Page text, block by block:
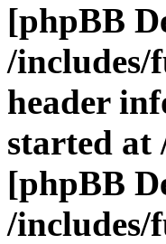
[phpBB
/includes/
header
started at
[phpBB
/includes/